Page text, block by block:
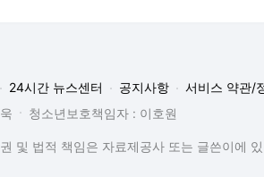
24시간 뉴스센터 공지사항
서비스 약관/
청소년보호책임자 : 이호원
및 법적 책임은 자료제공사 또는 글쓴이에